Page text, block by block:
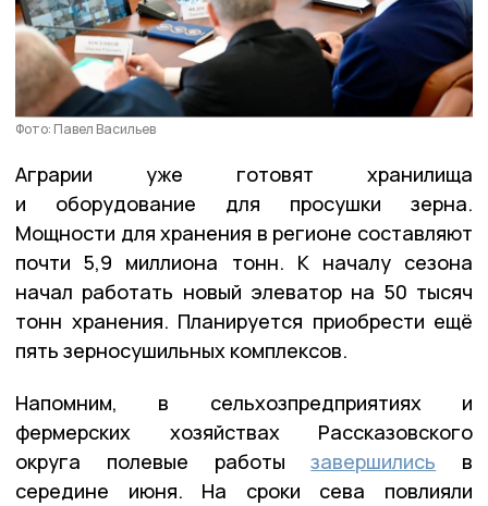
Фото: Павел Васильев
Аграрии уже готовят хранилища
и оборудование для просушки зерна.
Мощности для хранения в регионе составляют
почти 5,9 миллиона тонн. К началу сезона
начал работать новый элеватор на 50 тысяч
тонн хранения. Планируется приобрести ещё
пять зерносушильных комплексов.
Напомним, в сельхозпредприятиях и
фермерских хозяйствах Рассказовского
округа полевые работызавершились в
середине июня. На сроки сева повлияли